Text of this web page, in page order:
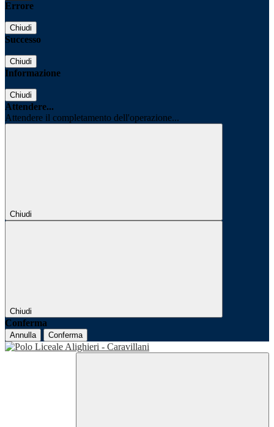
Errore
Chiudi
Successo
Chiudi
Informazione
Chiudi
Attendere...
Attendere il completamento dell'operazione...
Chiudi
Chiudi
Conferma
Annulla Conferma